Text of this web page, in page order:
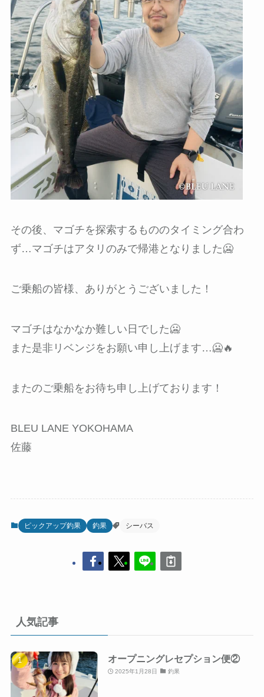
その後、マゴチを探索するもののタイミング合わ
ず…マゴチはアタリのみで帰港となりました🥶
ご乗船の皆様、ありがとうございました！
マゴチはなかなか難しい日でした🥶
また是非リベンジをお願い申し上げます…🥶🔥
またのご乗船をお待ち申し上げております！
BLEU LANE YOKOHAMA
佐藤
ピックアップ釣果 釣果 シーバス
人気記事
オープニングレセプション便②
2025年1月28日 釣果